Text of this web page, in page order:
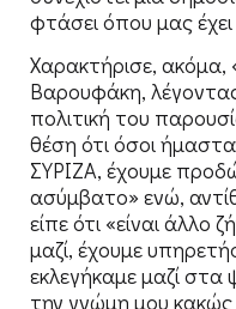
φτάσει όπου μας
Χαρακτήρισε, ακόμα,
Βαρουφάκη,
πολιτική του
θέση ότι όσοι
ΣΥΡΙΖΑ, έχουμε
ασύμβατο» ενώ,
είπε ότι «είναι άλλο
μαζί, έχουμε
εκλεγήκαμε μαζί
την γνώμη μου